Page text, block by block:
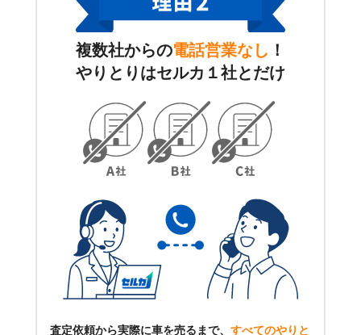
複数社からの電話営業なし ！
やりとりはセルカ１社とだけ
査定依頼から実際に車を売るまで、 すべてのやりと